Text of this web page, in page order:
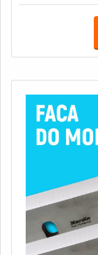
os quesitos: -
como